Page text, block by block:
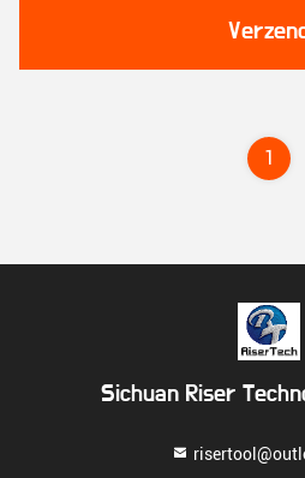
Verzend
1
Sichuan Riser